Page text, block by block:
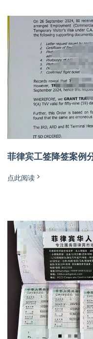
菲律宾工签降签案例
点此阅读